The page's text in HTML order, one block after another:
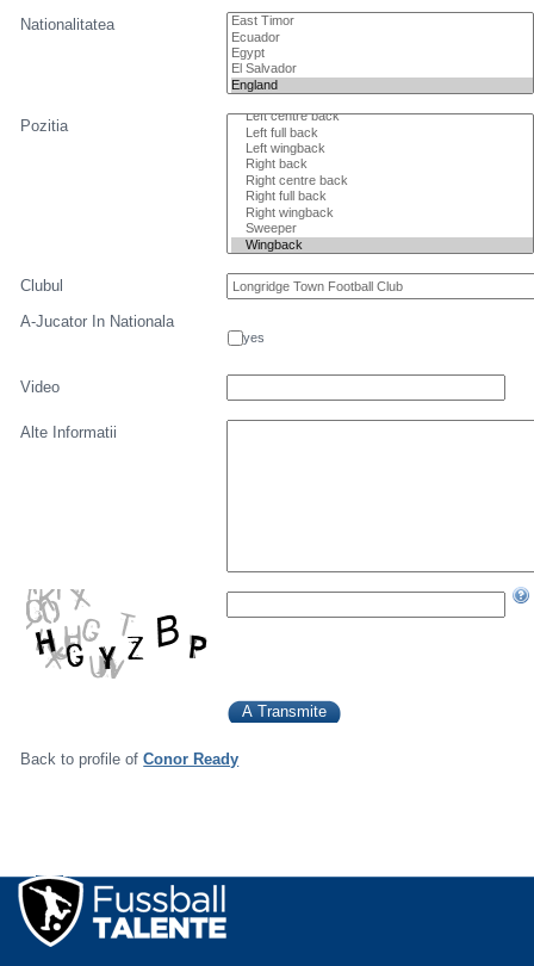
Nationalitatea
Pozitia
Clubul
A-Jucator In Nationala
yes
Video
Alte Informatii
Back to profile of Conor Ready